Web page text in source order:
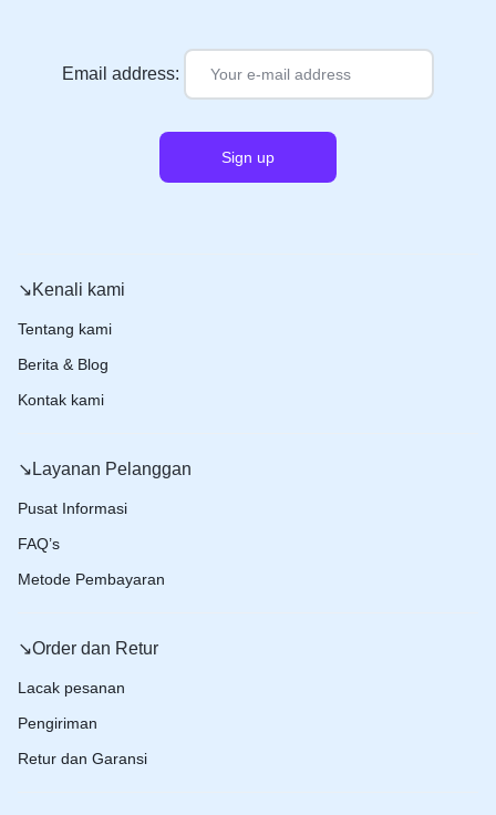
Email address:
↘️Kenali kami
Tentang kami
Berita & Blog
Kontak kami
↘️Layanan Pelanggan
Pusat Informasi
FAQ’s
Metode Pembayaran
↘️Order dan Retur
Lacak pesanan
Pengiriman
Retur dan Garansi